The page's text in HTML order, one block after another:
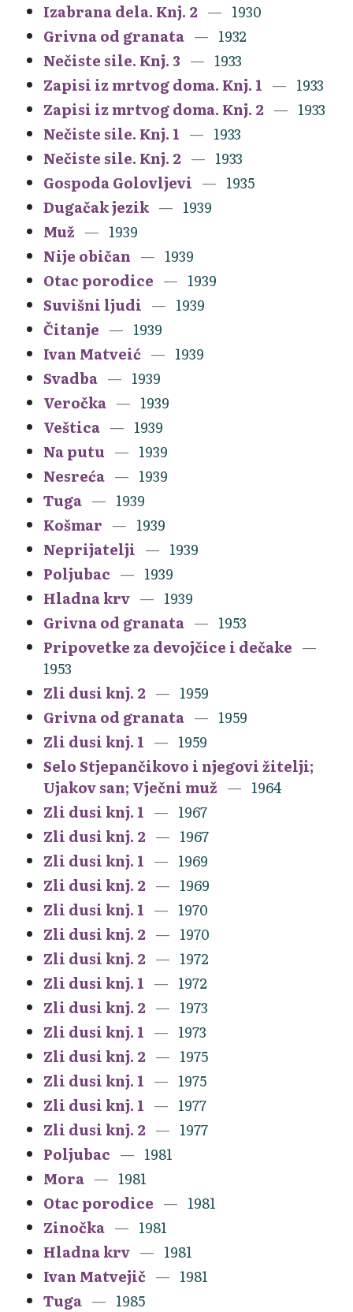
Izabrana dela. Knj. 2
1930
Grivna od granata
1932
Nečiste sile. Knj. 3
1933
Zapisi iz mrtvog doma. Knj. 1
1933
Zapisi iz mrtvog doma. Knj. 2
1933
Nečiste sile. Knj. 1
1933
Nečiste sile. Knj. 2
1933
Gospoda Golovljevi
1935
Dugačak jezik
1939
Muž
1939
Nije običan
1939
Otac porodice
1939
Suvišni ljudi
1939
Čitanje
1939
Ivan Matveić
1939
Svadba
1939
Veročka
1939
Veštica
1939
Na putu
1939
Nesreća
1939
Tuga
1939
Košmar
1939
Neprijatelji
1939
Poljubac
1939
Hladna krv
1939
Grivna od granata
1953
Pripovetke za devojčice i dečake
1953
Zli dusi knj. 2
1959
Grivna od granata
1959
Zli dusi knj. 1
1959
Selo Stjepančikovo i njegovi žitelji;
Ujakov san; Vječni muž
1964
Zli dusi knj. 1
1967
Zli dusi knj. 2
1967
Zli dusi knj. 1
1969
Zli dusi knj. 2
1969
Zli dusi knj. 1
1970
Zli dusi knj. 2
1970
Zli dusi knj. 2
1972
Zli dusi knj. 1
1972
Zli dusi knj. 2
1973
Zli dusi knj. 1
1973
Zli dusi knj. 2
1975
Zli dusi knj. 1
1975
Zli dusi knj. 1
1977
Zli dusi knj. 2
1977
Poljubac
1981
Mora
1981
Otac porodice
1981
Zinočka
1981
Hladna krv
1981
Ivan Matvejič
1981
Tuga
1985